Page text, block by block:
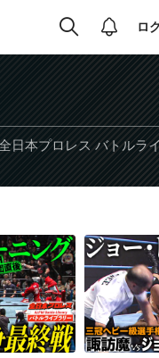
ロ
日本プロレス バトルラ
全日本プロレス バトルライブラリー 2013年2月23日 世界ジュニアヘビー級選手権 近藤修司 VS 金丸義信